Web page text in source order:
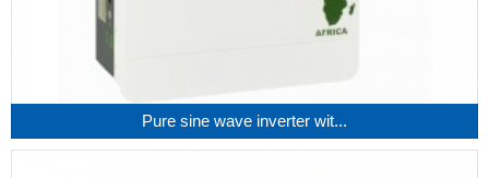
Pure sine wave inverter wit...